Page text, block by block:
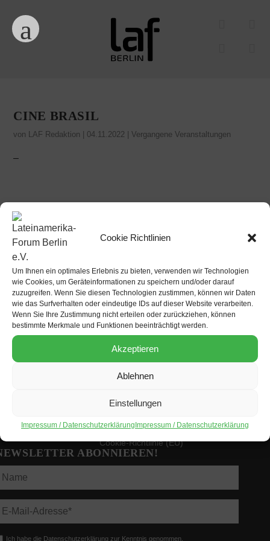
Cookie Richtlinien
Um Ihnen ein optimales Erlebnis zu bieten, verwenden wir Technologien
wie Cookies, um Geräteinformationen zu speichern und/oder darauf
zuzugreifen. Wenn Sie diesen Technologien zustimmen, können wir Daten
wie das Surfverhalten oder eindeutige IDs auf dieser Website verarbeiten.
Wenn Sie Ihre Zustimmung nicht erteilen oder zurückziehen, können
bestimmte Merkmale und Funktionen beeinträchtigt werden.
Akzeptieren
Ablehnen
Einstellungen
Impressum / Datenschutzerklärung Impressum / Datenschutzerklärung
CINE BRASIL
von LAF Redaktion 04.11.2022 |Vergangene Veranstaltungen
–
KONTAKT
Lateinamerika-Forum Berlin e.V. c/o SEKIS
Bismarckstraße 101, D-10625 Berlin
+49 (0)30 832 96 37
kontakt@lateinamerikaforum-berlin.de
https://lateinamerikaforum-berlin.de
Mitmachen!
Impressum
Datenschutzerklärung
Cookie-Richtlinie (EU)
ABONNIEREN!
Ich habe die Datenschutzerklärung zur Kenntnis genommen.